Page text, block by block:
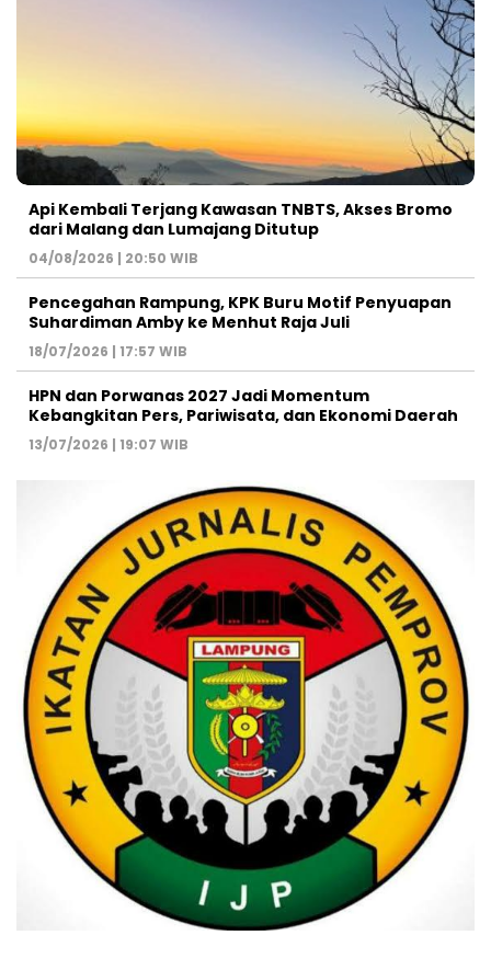
Api Kembali Terjang Kawasan TNBTS, Akses Bromo
dari Malang dan Lumajang Ditutup
04/08/2026 | 20:50 WIB
Pencegahan Rampung, KPK Buru Motif Penyuapan
Suhardiman Amby ke Menhut Raja Juli
18/07/2026 | 17:57 WIB
HPN dan Porwanas 2027 Jadi Momentum
Kebangkitan Pers, Pariwisata, dan Ekonomi Daerah
13/07/2026 | 19:07 WIB